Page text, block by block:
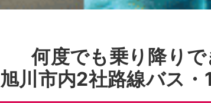
何度でも乗り降りで
旭川市内2社路線バス・